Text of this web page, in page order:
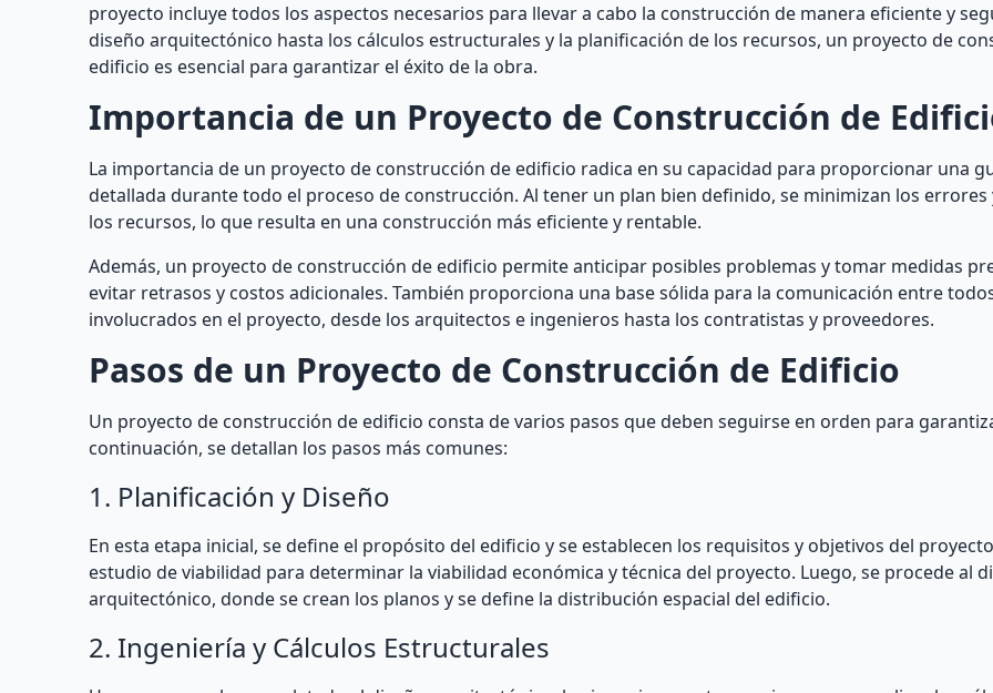
proyecto incluye todos los aspectos necesarios para llevar a cabo la construcción de manera eficiente y
diseño arquitectónico hasta los cálculos estructurales y la planificación de los recursos, un proyecto de
edificio es esencial para garantizar el éxito de la obra.
Importancia de un Proyecto de Construcción de
La importancia de un proyecto de construcción de edificio radica en su capacidad para proporcionar una
detallada durante todo el proceso de construcción. Al tener un plan bien definido, se minimizan los errores
los recursos, lo que resulta en una construcción más eficiente y rentable.
Además, un proyecto de construcción de edificio permite anticipar posibles problemas y tomar medidas
evitar retrasos y costos adicionales. También proporciona una base sólida para la comunicación entre
involucrados en el proyecto, desde los arquitectos e ingenieros hasta los contratistas y proveedores.
Pasos de un Proyecto de Construcción de Edificio
Un proyecto de construcción de edificio consta de varios pasos que deben seguirse en orden para
continuación, se detallan los pasos más comunes:
1. Planificación y Diseño
En esta etapa inicial, se define el propósito del edificio y se establecen los requisitos y objetivos del
estudio de viabilidad para determinar la viabilidad económica y técnica del proyecto. Luego, se procede al
arquitectónico, donde se crean los planos y se define la distribución espacial del edificio.
2. Ingeniería y Cálculos Estructurales